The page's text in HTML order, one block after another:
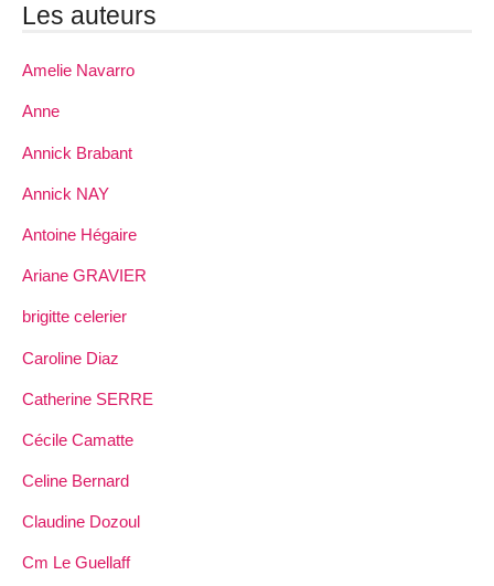
Les auteurs
Amelie Navarro
Anne
Annick Brabant
Annick NAY
Antoine Hégaire
Ariane GRAVIER
brigitte celerier
Caroline Diaz
Catherine SERRE
Cécile Camatte
Celine Bernard
Claudine Dozoul
Cm Le Guellaff